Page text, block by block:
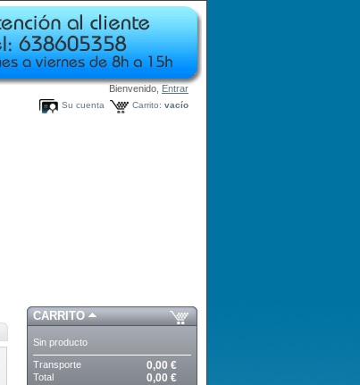
Bienvenido, Entrar
Carrito: vacío
Su cuenta
CARRITO
Sin producto
Transporte 0,00 €
Total 0,00 €